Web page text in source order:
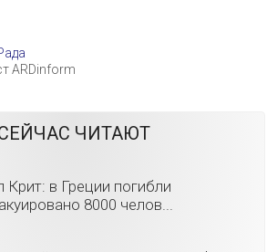
ARDinform
ЧИТАЮТ
Крит: в Греции погибли
8000 челов...